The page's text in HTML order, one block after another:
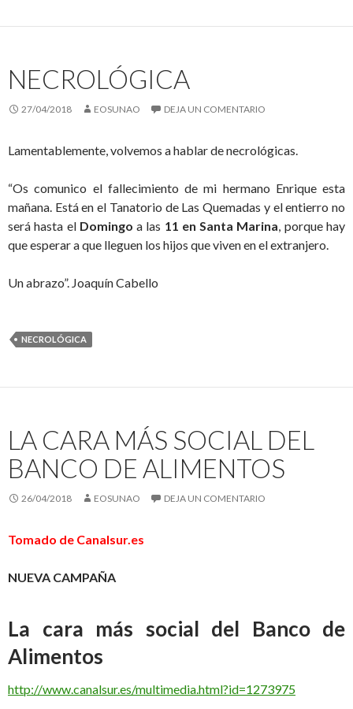
NECROLÓGICA
27/04/2018 EOSUNAO DEJA UN COMENTARIO
Lamentablemente, volvemos a hablar de necrológicas.
“Os comunico el fallecimiento de mi hermano Enrique esta
mañana. Está en el Tanatorio de Las Quemadas y el entierro no
será hasta el Domingo a las 11 en Santa Marina, porque hay
que esperar a que lleguen los hijos que viven en el extranjero.
Un abrazo”. Joaquín Cabello
NECROLÓGICA
LA CARA MÁS SOCIAL DEL
BANCO DE ALIMENTOS
26/04/2018 EOSUNAO DEJA UN COMENTARIO
Tomado de Canalsur.es
NUEVA CAMPAÑA
La cara más social del Banco de
Alimentos
http://www.canalsur.es/multimedia.html?id=1273975